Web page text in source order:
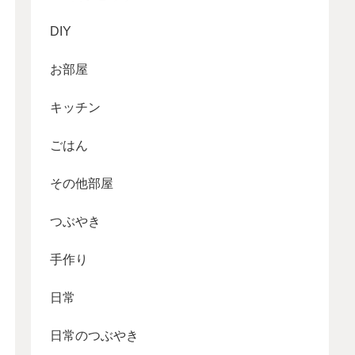
DIY
お部屋
キッチン
ごはん
その他部屋
つぶやき
手作り
日常
日常のつぶやき